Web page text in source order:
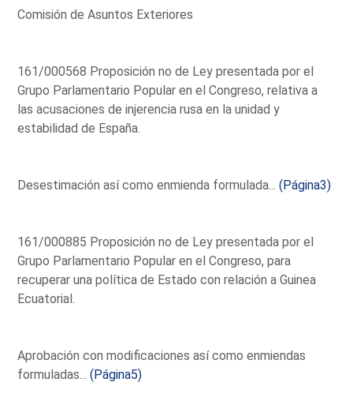
Comisión de Asuntos Exteriores
161/000568 Proposición no de Ley presentada por el
Grupo Parlamentario Popular en el Congreso, relativa a
las acusaciones de injerencia rusa en la unidad y
estabilidad de España.
Desestimación así como enmienda formulada...(Página3)
161/000885 Proposición no de Ley presentada por el
Grupo Parlamentario Popular en el Congreso, para
recuperar una política de Estado con relación a Guinea
Ecuatorial.
Aprobación con modificaciones así como enmiendas
formuladas...(Página5)